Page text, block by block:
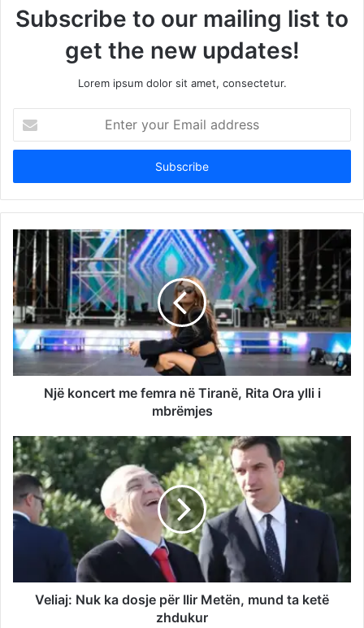
Subscribe to our mailing list to
get the new updates!
Lorem ipsum dolor sit amet, consectetur.
your
Email
Një koncert me femra në Tiranë, Rita Ora ylli i
mbrëmjes
Veliaj: Nuk ka dosje për Ilir Metën, mund ta ketë
zhdukur